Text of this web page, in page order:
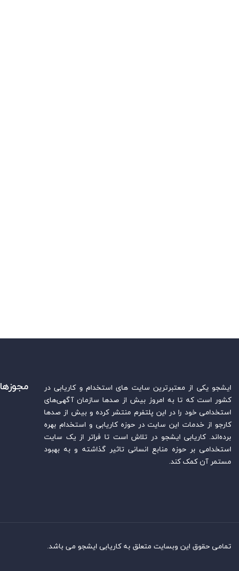
ایشجو یکی از معتبرترین سایت‌ های استخدام و کاریابی در
کشور است که تا به امروز بیش از صدها سازمان آگهی‌های
استخدامی خود را در این پلتفرم منتشر کرده و بیش از صدها
کارجو از خدمات این سایت در حوزه کاریابی و استخدام بهره
برده‌اند. کاریابی ایشجو در تلاش است تا فراتر از یک سایت
استخدامی بر حوزه منابع انسانی تاثیر گذاشته و به بهبود
مستمر آن کمک کند.
مجوزها
تمامی حقوق این وبسایت متعلق به کاریابی ایشجو می باشد.